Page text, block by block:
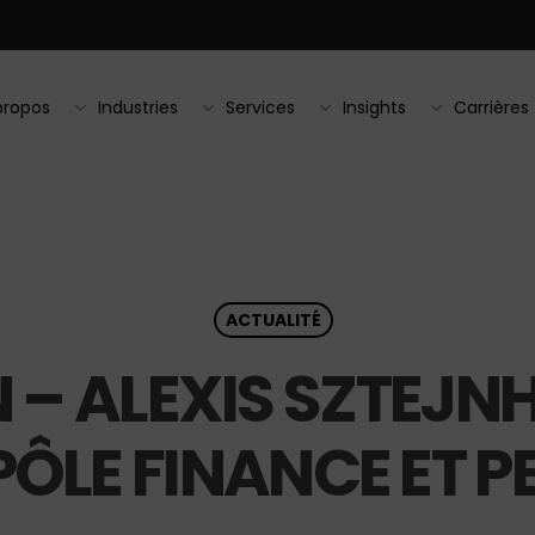
Industries Services Insights Carrières
ACTUALITÉ
ALEXIS
FINANCE ET